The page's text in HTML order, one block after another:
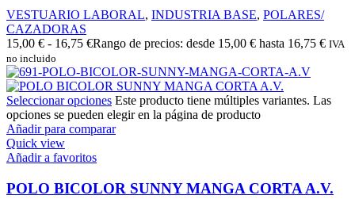
VESTUARIO LABORAL, INDUSTRIA BASE, POLARES/
CAZADORAS
15,00 € - 16,75 €Rango de precios: desde 15,00 € hasta 16,75 € IVA
no incluido
Seleccionar opciones Este producto tiene múltiples variantes. Las
opciones se pueden elegir en la página de producto
Añadir para comparar
Quick view
Añadir a favoritos
POLO BICOLOR SUNNY MANGA CORTA A.V.